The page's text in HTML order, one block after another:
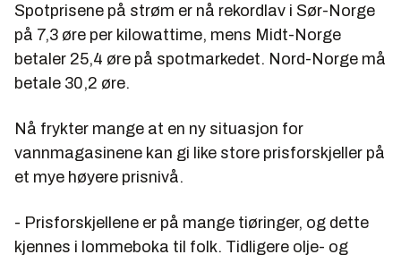
Spotprisene på strøm er nå rekordlav i Sør-Norge
på 7,3 øre per kilowattime, mens Midt-Norge
betaler 25,4 øre på spotmarkedet. Nord-Norge må
betale 30,2 øre.
Nå frykter mange at en ny situasjon for
vannmagasinene kan gi like store prisforskjeller på
et mye høyere prisnivå.
- Prisforskjellene er på mange tiøringer, og dette
kjennes i lommeboka til folk. Tidligere olje- og